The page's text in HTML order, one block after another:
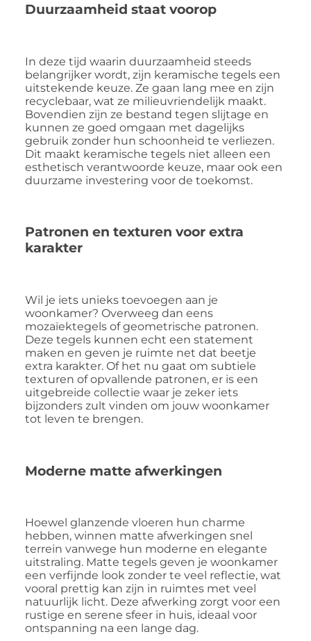
Duurzaamheid staat voorop
In deze tijd waarin duurzaamheid steeds
belangrijker wordt, zijn keramische tegels een
uitstekende keuze. Ze gaan lang mee en zijn
recyclebaar, wat ze milieuvriendelijk maakt.
Bovendien zijn ze bestand tegen slijtage en
kunnen ze goed omgaan met dagelijks
gebruik zonder hun schoonheid te verliezen.
Dit maakt keramische tegels niet alleen een
esthetisch verantwoorde keuze, maar ook een
duurzame investering voor de toekomst.
Patronen en texturen voor extra
karakter
Wil je iets unieks toevoegen aan je
woonkamer? Overweeg dan eens
mozaïektegels of geometrische patronen.
Deze tegels kunnen echt een statement
maken en geven je ruimte net dat beetje
extra karakter. Of het nu gaat om subtiele
texturen of opvallende patronen, er is een
uitgebreide collectie waar je zeker iets
bijzonders zult vinden om jouw woonkamer
tot leven te brengen.
Moderne matte afwerkingen
Hoewel glanzende vloeren hun charme
hebben, winnen matte afwerkingen snel
terrein vanwege hun moderne en elegante
uitstraling. Matte tegels geven je woonkamer
een verfijnde look zonder te veel reflectie, wat
vooral prettig kan zijn in ruimtes met veel
natuurlijk licht. Deze afwerking zorgt voor een
rustige en serene sfeer in huis, ideaal voor
ontspanning na een lange dag.